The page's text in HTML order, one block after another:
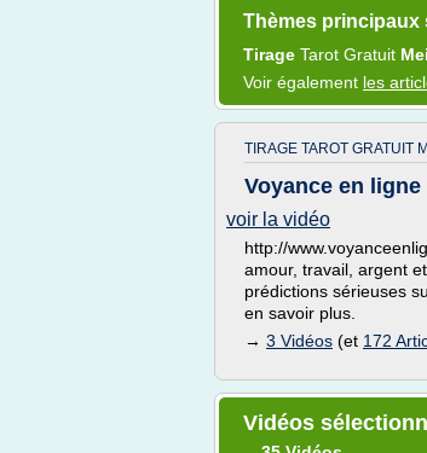
Thèmes principaux
Tirage Tarot Gratuit
Voir également les
TIRAGE TAROT GRATUIT
Voyance en
voir la vidéo
http://
amour, travail, argent
prédictions sérieuses
en savoir plus.
→ 3 Vidéos (et 172
Vidéos